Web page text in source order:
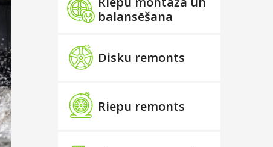
balansēšana
Disku remonts
Riepu remonts